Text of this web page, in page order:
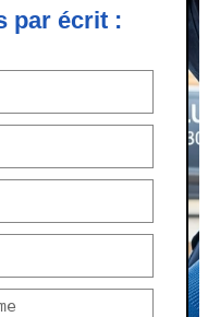
par écrit :